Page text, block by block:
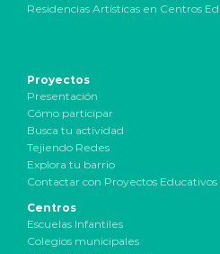
Residencias Artísticas en Centros
Proyectos
Presentación
Cómo participar
Busca tu actividad
Tejiendo Redes
Explora tu barrio
Contactar con Proyectos Educativos
Centros
Escuelas Infantiles
Colegios municipales